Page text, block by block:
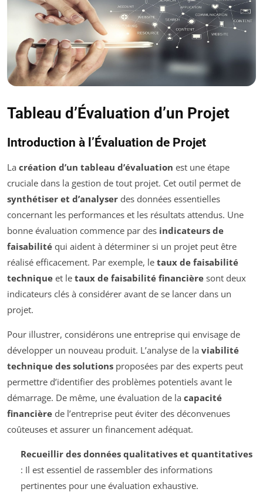
Tableau d’Évaluation d’un Projet
Introduction à l’Évaluation de Projet
La création d’un tableau d’évaluation est une étape
cruciale dans la gestion de tout projet. Cet outil permet de
synthétiser et d’analyser des données essentielles
concernant les performances et les résultats attendus. Une
bonne évaluation commence par des indicateurs de
faisabilité qui aident à déterminer si un projet peut être
réalisé efficacement. Par exemple, le taux de faisabilité
technique et le taux de faisabilité financière sont deux
indicateurs clés à considérer avant de se lancer dans un
projet.
Pour illustrer, considérons une entreprise qui envisage de
développer un nouveau produit. L’analyse de la viabilité
technique des solutions proposées par des experts peut
permettre d’identifier des problèmes potentiels avant le
démarrage. De même, une évaluation de la capacité
financière de l’entreprise peut éviter des déconvenues
coûteuses et assurer un financement adéquat.
Recueillir des données qualitatives et quantitatives
: Il est essentiel de rassembler des informations
pertinentes pour une évaluation exhaustive.